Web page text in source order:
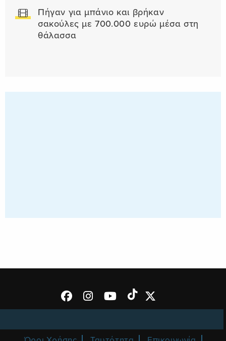
Πήγαν για μπάνιο και βρήκαν
σακούλες με 700.000 ευρώ μέσα στη
θάλασσα